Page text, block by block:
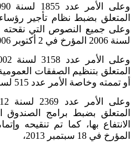
المتعلق بضبط نظام تأجير
لسنة 2006 المؤرخ في 2 أكتوبر 2006،
المتعلق بتنظيم الصفقات
أو تممته وخاصة الأمر عدد 515 لسنة 2012 المؤرخ في 2 جوان 2012،
المتعلق بضبط برامج
المؤرخ في 18 سبتمبر 2013،